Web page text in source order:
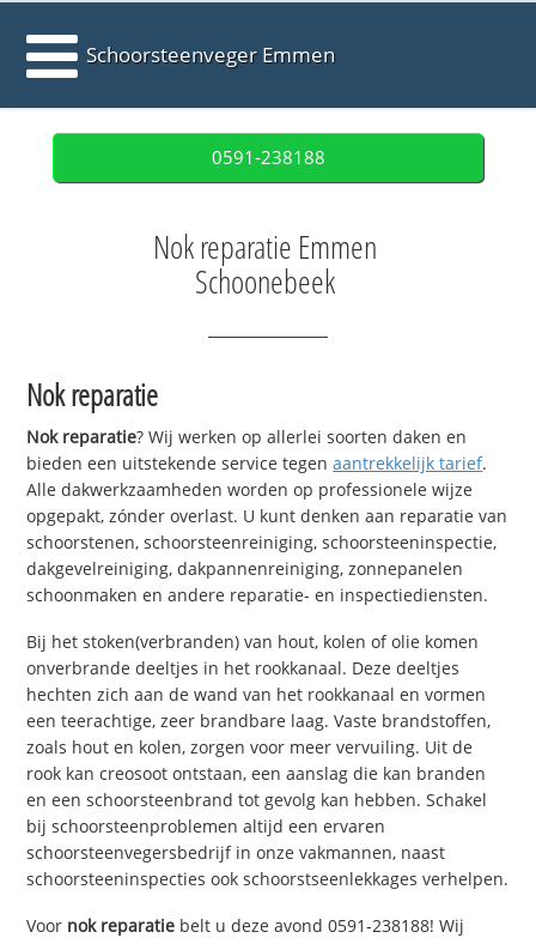
Schoorsteenveger Emmen
0591-238188
Nok reparatie Emmen
Schoonebeek
Nok reparatie
Nok reparatie? Wij werken op allerlei soorten daken en
bieden een uitstekende service tegenaantrekkelijk tarief.
Alle dakwerkzaamheden worden op professionele wijze
opgepakt, zónder overlast. U kunt denken aan reparatie van
schoorstenen, schoorsteenreiniging, schoorsteeninspectie,
dakgevelreiniging, dakpannenreiniging, zonnepanelen
schoonmaken en andere reparatie- en inspectiediensten.
Bij het stoken(verbranden) van hout, kolen of olie komen
onverbrande deeltjes in het rookkanaal. Deze deeltjes
hechten zich aan de wand van het rookkanaal en vormen
een teerachtige, zeer brandbare laag. Vaste brandstoffen,
zoals hout en kolen, zorgen voor meer vervuiling. Uit de
rook kan creosoot ontstaan, een aanslag die kan branden
en een schoorsteenbrand tot gevolg kan hebben. Schakel
bij schoorsteenproblemen altijd een ervaren
schoorsteenvegersbedrijf in onze vakmannen, naast
schoorsteeninspecties ook schoorstseenlekkages verhelpen.
Voor nok reparatie belt u deze avond 0591-238188! Wij